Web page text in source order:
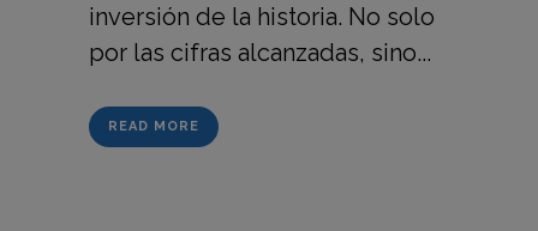
inversión de la historia. No solo
por las cifras alcanzadas, sino...
READ MORE